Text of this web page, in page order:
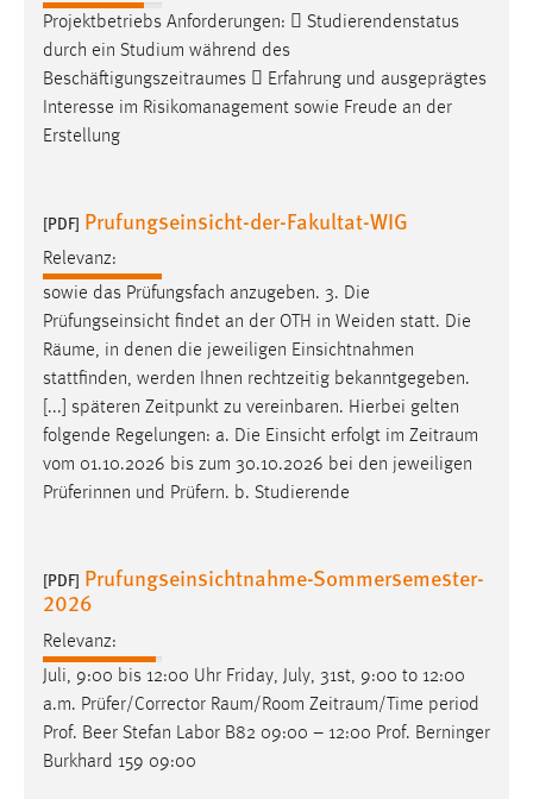
Projektbetriebs Anforderungen:  Studierendenstatus
durch ein Studium während des
Beschäftigungszeitraumes  Erfahrung und ausgeprägtes
Interesse im Risikomanagement sowie Freude an der
Erstellung
[PDF] Prufungseinsicht-der-Fakultat-WIG
Relevanz:
sowie das Prüfungsfach anzugeben. 3. Die
Prüfungseinsicht findet an der OTH in Weiden statt. Die
Räume, in denen die jeweiligen Einsichtnahmen
stattfinden, werden Ihnen rechtzeitig bekanntgegeben.
[...] späteren Zeitpunkt zu vereinbaren. Hierbei gelten
folgende Regelungen: a. Die Einsicht erfolgt im Zeitraum
vom 01.10.2026 bis zum 30.10.2026 bei den jeweiligen
Prüferinnen und Prüfern. b. Studierende
[PDF] Prufungseinsichtnahme-Sommersemester-
2026
Relevanz:
Juli, 9:00 bis 12:00 Uhr Friday, July, 31st, 9:00 to 12:00
a.m. Prüfer/Corrector Raum/Room Zeitraum/Time period
Prof. Beer Stefan Labor B82 09:00 – 12:00 Prof. Berninger
Burkhard 159 09:00
Name:
_fbp
Anbieter:
Facebook
Cookie Laufzeit:
3 Monate
EXTERNE MEDIEN
Um Inhalte von Videoplattformen und Social Media
Plattformen anzeigen zu können, werden von diesen
externen Medien Cookies gesetzt.
YouTube
Vimeo